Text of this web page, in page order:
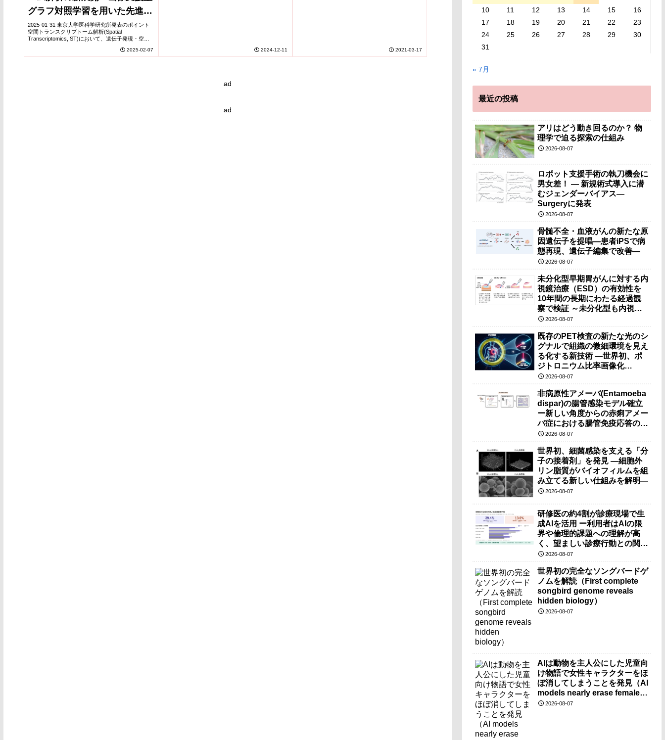
グラフ対照学習を用いた先進手
法の開発と特性解明～
2025-01-31 東京大学医科学研究所発表のポイント
空間トランスクリプトーム解析(Spatial
Transcriptomics, ST)において、遺伝子発現・空間
2025-02-07 2024-12-11 2021-03-17
ad
ad
10
11 12 13 14 15
16
17
18 19 20 21 22
23
24
25 26 27 28 29
30
31
« 7月
最近の投稿
アリはどう動き回るのか？ 物
理学で迫る探索の仕組み
2026-08-07
ロボット支援手術の執刀機会に
男女差！ — 新規術式導入に潜
むジェンダーバイアス—
Surgeryに発表
2026-08-07
骨髄不全・血液がんの新たな原
因遺伝子を提唱―患者iPSで病
態再現、遺伝子編集で改善―
2026-08-07
未分化型早期胃がんに対する内
視鏡治療（ESD）の有効性を
10年間の長期にわたる経過観
察で検証 ～未分化型も内視鏡
治療で胃の温存が可能～
2026-08-07
既存のPET検査の新たな光のシ
グナルで組織の微細環境を見え
る化する新技術 ―世界初、ポ
ジトロニウム比率画像化
（PRI）の原理検証に成功―
2026-08-07
非病原性アメーバ(Entamoeba
dispar)の腸管感染モデル確立
ー新しい角度からの赤痢アメー
バ症における腸管免疫応答の理
解に期待ー
2026-08-07
世界初、細菌感染を支える「分
子の接着剤」を発見 ―細胞外
リン脂質がバイオフィルムを組
み立てる新しい仕組みを解明―
2026-08-07
研修医の約4割が診療現場で生
成AIを活用 ー利用者はAIの限
界や倫理的課題への理解が高
く、望ましい診療行動との関連
も確認ー
2026-08-07
世界初の完全なソングバードゲ
ノムを解読（First complete
songbird genome reveals
hidden biology）
2026-08-07
AIは動物を主人公にした児童向
け物語で女性キャラクターをほ
ぼ消してしまうことを発見（AI
models nearly erase female
characters when they write
2026-08-07